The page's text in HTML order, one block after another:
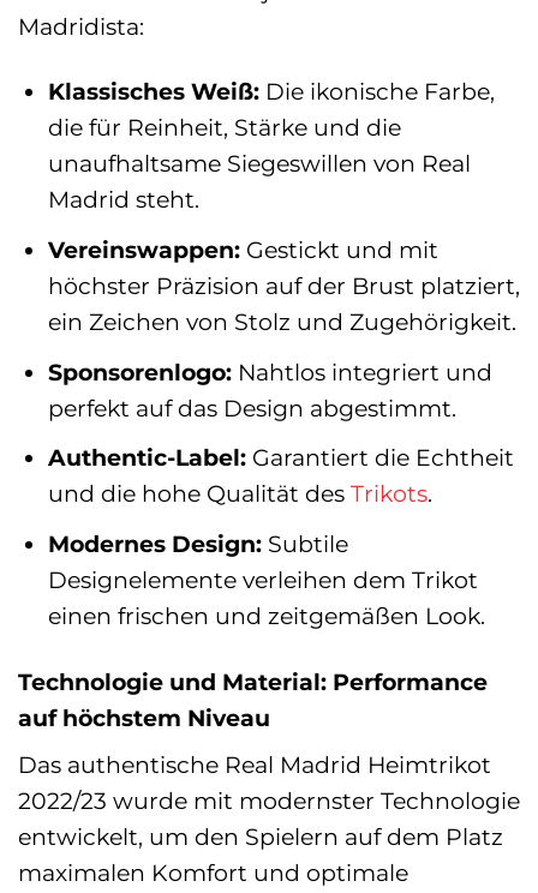
Madridista:
Klassisches Weiß:Die ikonische Farbe,
die für Reinheit, Stärke und die
unaufhaltsame Siegeswillen von Real
Madrid steht.
Vereinswappen:Gestickt und mit
höchster Präzision auf der Brust platziert,
ein Zeichen von Stolz und Zugehörigkeit.
Sponsorenlogo:Nahtlos integriert und
perfekt auf das Design abgestimmt.
Authentic-Label:Garantiert die Echtheit
und die hohe Qualität des Trikots.
Modernes Design:Subtile
Designelemente verleihen dem Trikot
einen frischen und zeitgemäßen Look.
Technologie und Material: Performance
auf höchstem Niveau
Das authentische Real Madrid Heimtrikot
2022/23 wurde mit modernster Technologie
entwickelt, um den Spielern auf dem Platz
maximalen Komfort und optimale